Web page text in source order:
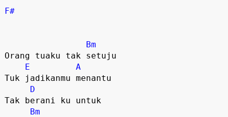
F#
Bm
Orang tuaku tak setuju
E
A
Tuk jadikanmu menantu
D
Tak berani ku untuk
Bm